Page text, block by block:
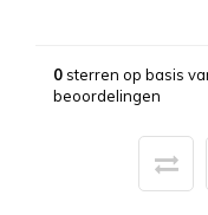
0sterren op basis
beoordelingen